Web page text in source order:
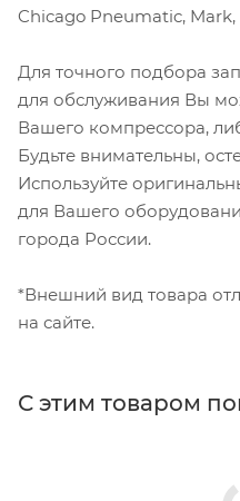
Chicago Pneumatic, Mark,
Для точного подбора
для обслуживания Вы
Вашего компрессора,
Будьте внимательны,
Используйте
для Вашего
города России.
*Внешний вид товара
на сайте.
С этим товаром